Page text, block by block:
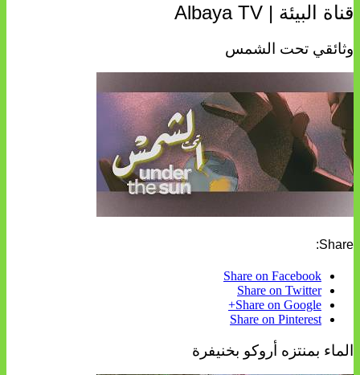
قناة البيئة | Albaya TV
وثائقي تحت الشمس
Share:
Share on Facebook
Share on Twitter
Share on Google+
Share on Pinterest
الماء بمنتزه أروكو بخنيفرة